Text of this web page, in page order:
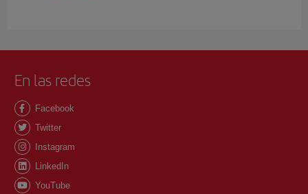
En las redes
Facebook
Twitter
Instagram
LinkedIn
YouTube